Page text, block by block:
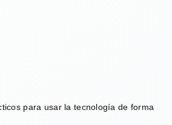
para usar la tecnología de forma